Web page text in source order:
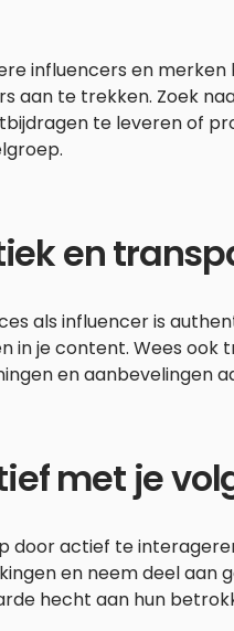
influencers en merken
aan te trekken. Zoek
te leveren of
en
als influencer is
in je content. Wees
en aanbevelingen
met je
door actief te
en neem deel aan
hecht aan hun